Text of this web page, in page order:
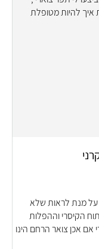
איך להיות מטופלת
על מנת לראות שלא
הקיסרי וההפלות
אכן צואר הרחם הינו